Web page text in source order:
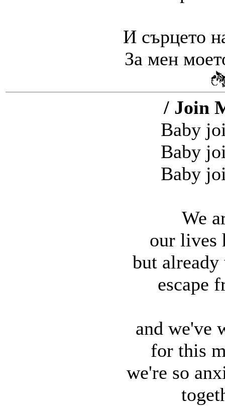
И сърцето
За мен
/ Join
Baby
Baby
Baby
We
our lives
but
escape
and we've
for this
we're so